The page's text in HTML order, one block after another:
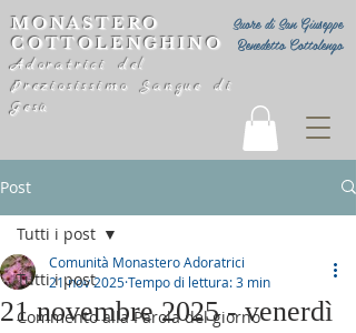
Suore di San Giuseppe
Benedetto Cottolengo
MONASTERO
COTTOLENGHINO
Adoratrici del
Preziosissimo Sangue di
Gesù
Post
Tutti i post
Commento alla Parola del giorno
Tutti i post
21 novembre 2025 - venerdì
Comunità Monastero Adoratrici
21 nov 2025Tempo di lettura: 3 min